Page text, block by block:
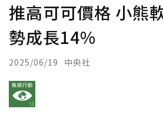
推高可可價格 小熊
勢成長14%
2025/06/19 中央社